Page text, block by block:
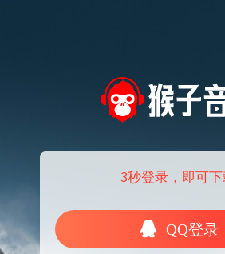
3秒登录，即可下
QQ登录